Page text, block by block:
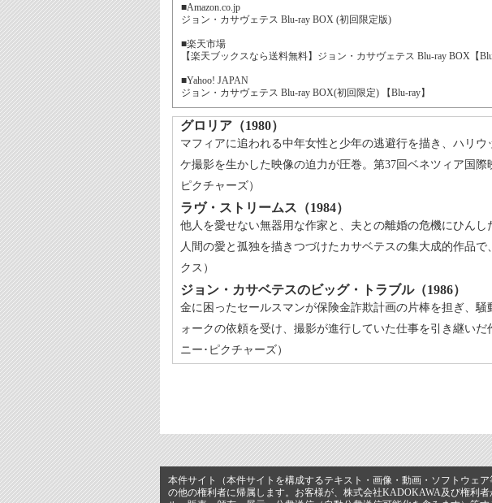
■Amazon.co.jp
ジョン・カサヴェテス Blu-ray BOX (初回限定版)
■楽天市場
【楽天ブックスなら送料無料】ジョン・カサヴェテス Blu-ray BOX【
■Yahoo! JAPAN
ジョン・カサヴェテス Blu-ray BOX(初回限定) 【Blu-ray】
グロリア（1980）
マフィアに追われる中年女性と少年の逃避行を描き、ハリ
ケ撮影を生かした映像の迫力が圧巻。第37回ベネツィア国
ピクチャーズ）
ラヴ・ストリームス（1984）
他人を愛せない無器用な作家と、夫との離婚の危機にひんし
人間の愛と孤独を描きつづけたカサベテスの集大成的作品
クス）
ジョン・カサベテスのビッグ・トラブル（1986）
金に困ったセールスマンが保険金詐欺計画の片棒を担ぎ、
ォークの依頼を受け、撮影が進行していた仕事を引き継い
ニー･ピクチャーズ）
本件サイト（本件サイトを構成するテキスト・画像・動画・ソフトウェ
の他の権利者に帰属します。お客様が、株式会社KADOKAWA及び権利